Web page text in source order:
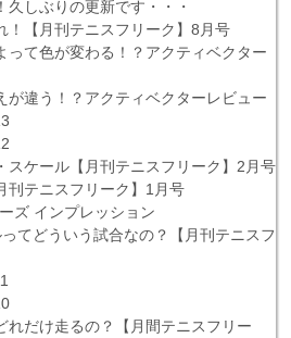
久しぶりの更新です・・・
！【月刊テニスフリーク】8月号
って色が変わる！？アクティベクター
が違う！？アクティベクターレビュー
スケール【月刊テニスフリーク】2月号
刊テニスフリーク】1月号
ズ インプレッション
てどういう試合なの？【月刊テニスフ
れだけ走るの？【月間テニスフリー